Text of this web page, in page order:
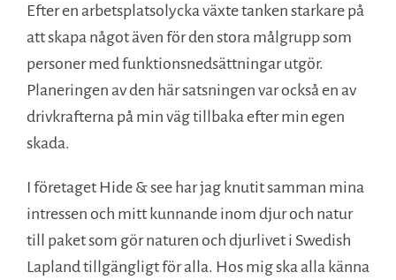
Efter en arbetsplatsolycka växte tanken starkare på
att skapa något även för den stora målgrupp som
personer med funktionsnedsättningar utgör.
Planeringen av den här satsningen var också en av
drivkrafterna på min väg tillbaka efter min egen
skada.
I företaget Hide & see har jag knutit samman mina
intressen och mitt kunnande inom djur och natur
till paket som gör naturen och djurlivet i Swedish
Lapland tillgängligt för alla. Hos mig ska alla känna